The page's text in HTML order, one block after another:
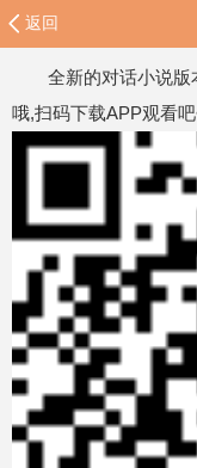
返回
全新的对话小说
哦,扫码下载APP观看